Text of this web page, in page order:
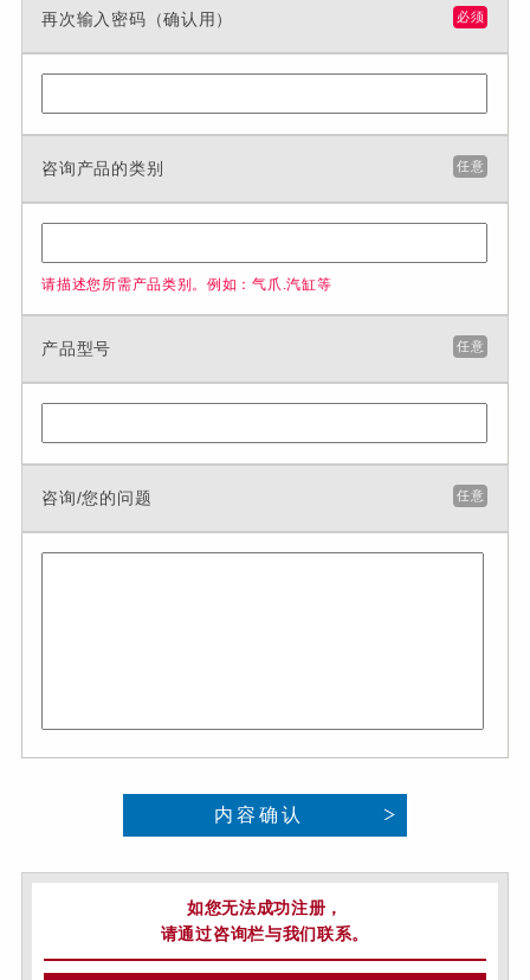
再次输入密码（确认用） 必须
咨询产品的类别 任意
请描述您所需产品类别。例如：气爪.汽缸等
产品型号 任意
咨询/您的问题 任意
内容确认
如您无法成功注册，
请通过咨询栏与我们联系。